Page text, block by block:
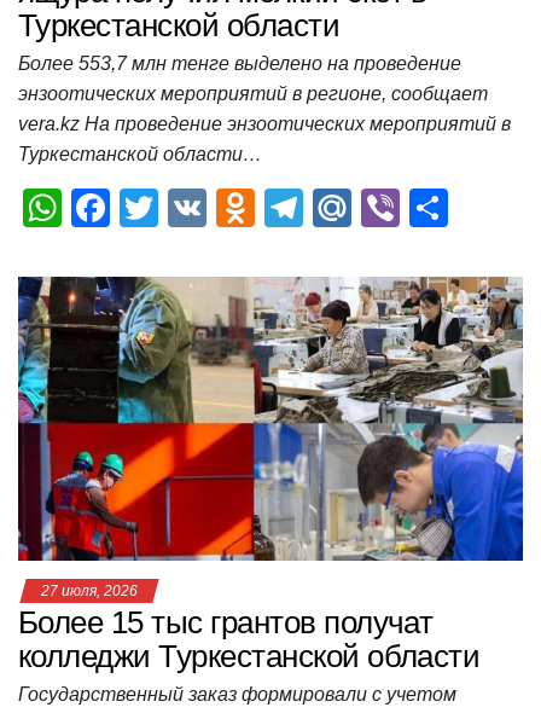
Туркестанской области
Более 553,7 млн тенге выделено на проведение
энзоотических мероприятий в регионе, сообщает
vera.kz На проведение энзоотических мероприятий в
Туркестанской области…
W
at
s
A
p
p
F
c
e
b
o
o
k
T
tt
er
V
O
n
o
kl
a
ss
ni
ki
T
e
gr
a
m
M
.R
u
Vi
er п
р
а
в
и
т
ь
27 июля, 2026
Более 15 тыс грантов получат
колледжи Туркестанской области
Государственный заказ формировали с учетом